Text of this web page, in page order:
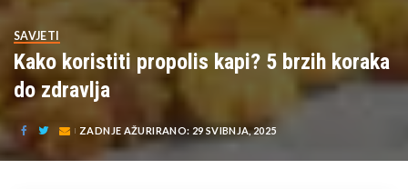
SAVJETI
Kako koristiti propolis kapi? 5 brzih koraka
do zdravlja
ZADNJE AŽURIRANO: 29 SVIBNJA, 2025